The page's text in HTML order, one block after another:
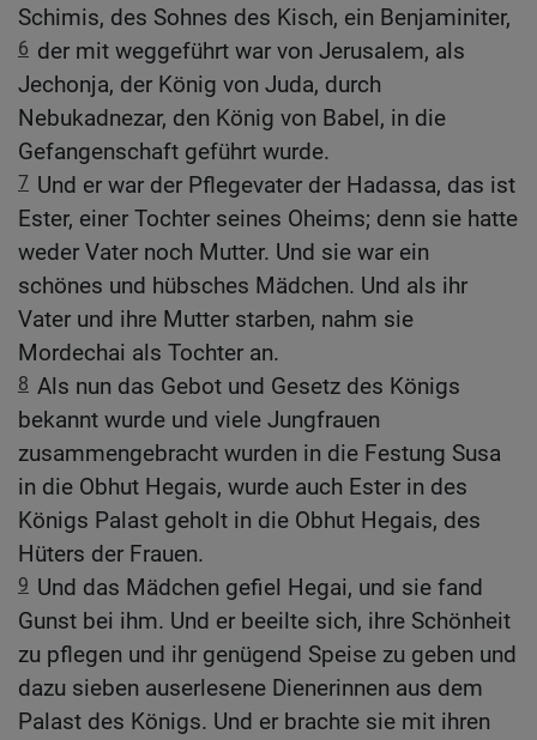
Schimis, des Sohnes des Kisch, ein Benjaminiter,
6 der mit weggeführt war von Jerusalem, als
Jechonja, der König von Juda, durch
Nebukadnezar, den König von Babel, in die
Gefangenschaft geführt wurde.
7 Und er war der Pflegevater der Hadassa, das ist
Ester, einer Tochter seines Oheims; denn sie hatte
weder Vater noch Mutter. Und sie war ein
schönes und hübsches Mädchen. Und als ihr
Vater und ihre Mutter starben, nahm sie
Mordechai als Tochter an.
8 Als nun das Gebot und Gesetz des Königs
bekannt wurde und viele Jungfrauen
zusammengebracht wurden in die Festung Susa
in die Obhut Hegais, wurde auch Ester in des
Königs Palast geholt in die Obhut Hegais, des
Hüters der Frauen.
9 Und das Mädchen gefiel Hegai, und sie fand
Gunst bei ihm. Und er beeilte sich, ihre Schönheit
zu pflegen und ihr genügend Speise zu geben und
dazu sieben auserlesene Dienerinnen aus dem
Palast des Königs. Und er brachte sie mit ihren